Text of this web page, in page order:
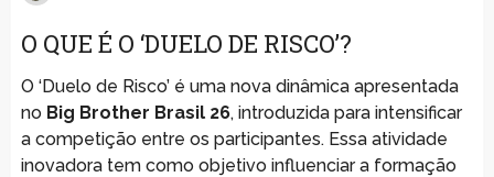
O QUE É O ‘DUELO DE RISCO’?
O ‘Duelo de Risco’ é uma nova dinâmica apresentada
no Big Brother Brasil 26, introduzida para intensificar
a competição entre os participantes. Essa atividade
inovadora tem como objetivo influenciar a formação